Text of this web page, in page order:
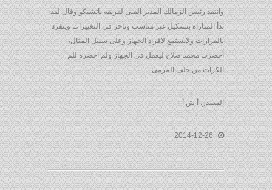
وانتقد رئيس الزمالك المدير الفنى لفريقه باتشيكو وقال لقد
بدأ المباراة بتشكيل غير مناسب وتأخر فى التغييرات وينفرد
بالقرارات ولايستمع لافراد الجهاز وعلى سبيل المثال،
أحضرت محمد صلاح ليعمل فى الجهاز ولم احضره للم
الكرات من خلف المرمى.
المصدر: أ ش أ
2014-12-26